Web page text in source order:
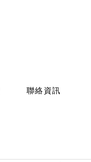
聯絡資訊